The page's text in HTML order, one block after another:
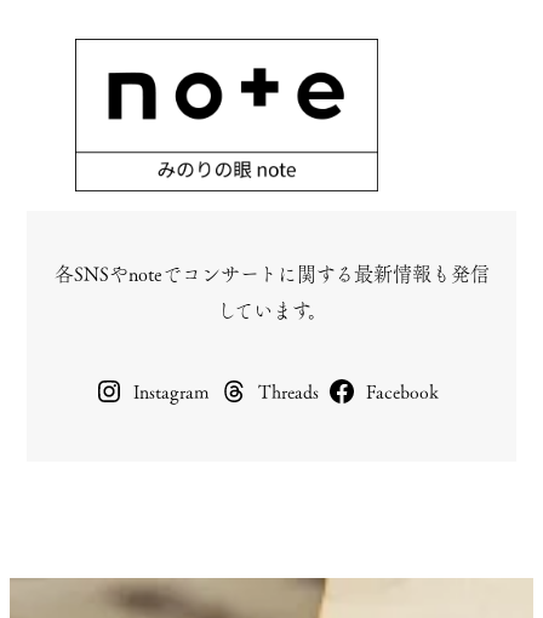
各SNSやnoteでコンサートに関する最新情報も発信
しています。
Instagram Threads Facebook